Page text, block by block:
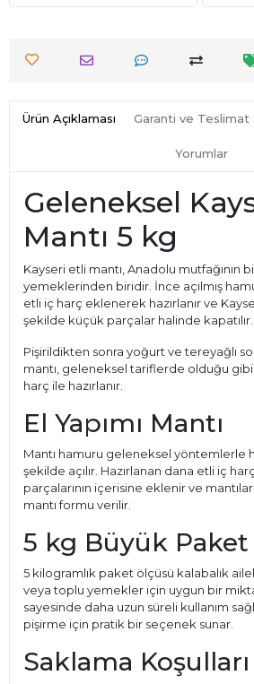
Ürün Açıklaması Garanti ve Teslimat
Yorumlar
Geleneksel
Mantı 5 kg
Kayseri etli mantı, Anadolu mutfağının
yemeklerinden biridir. İnce açılmış
etli iç harç eklenerek hazırlanır ve
şekilde küçük parçalar halinde kapatılır.
Pişirildikten sonra yoğurt ve tereyağlı
mantı, geleneksel tariflerde olduğu
harç ile hazırlanır.
El Yapımı Mantı
Mantı hamuru geleneksel yöntemlerle
şekilde açılır. Hazırlanan dana etli iç
parçalarının içerisine eklenir ve
mantı formu verilir.
5 kg Büyük Paket
5 kilogramlık paket ölçüsü kalabalık
veya toplu yemekler için uygun bir
sayesinde daha uzun süreli kullanım
pişirme için pratik bir seçenek sunar.
Saklama Koşulları